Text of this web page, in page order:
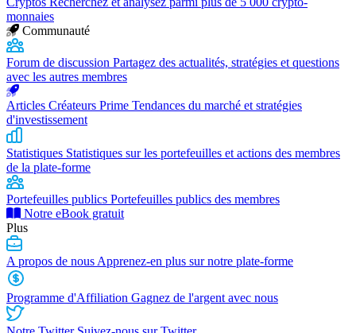
monnaies
Communauté
Forum de discussion Partagez des actualités, stratégies et questions
avec les autres membres
Articles Créateurs Prime Tendances du marché et stratégies
d'investissement
Statistiques Statistiques sur les portefeuilles et actions des membres
de la plate-forme
Portefeuilles publics Portefeuilles publics des membres
Notre eBook gratuit
Plus
A propos de nous Apprenez-en plus sur notre plate-forme
Programme d'Affiliation Gagnez de l'argent avec nous